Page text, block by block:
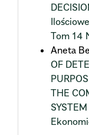
Tom 14
Aneta
OF
THE
SYSTEM